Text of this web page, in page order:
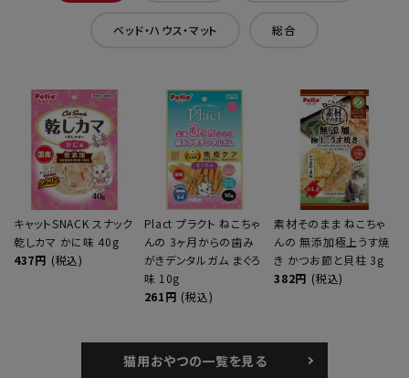
ベッド・ハウス・マット 総合
キャットSNACK スナック
乾しカマ かに味 40g
437円 (税込)
Plact プラクト ねこちゃ
んの 3ヶ月からの歯み
がきデンタルガム まぐろ
味 10g
261円 (税込)
素材そのまま ねこちゃ
んの 無添加極上うす焼
き かつお節と貝柱 3g
382円 (税込)
猫用おやつの一覧を見る